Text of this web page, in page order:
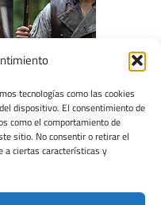
tecnologías como las cookies
dispositivo. El consentimiento de
como el comportamiento de
sitio. No consentir o retirar el
a ciertas características y